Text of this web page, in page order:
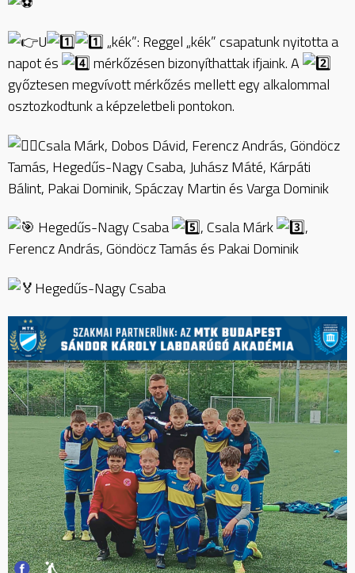
U
„kék”: Reggel „kék” csapatunk nyitotta a
napot és
mérkőzésen bizonyíthattak ifjaink. A
győztesen megvívott mérkőzés mellett egy alkalommal
osztozkodtunk aképzeletbeli pontokon.
Csala Márk, Dobos Dávid, Ferencz András, Göndöcz
Tamás, Hegedűs-Nagy Csaba, Juhász Máté, Kárpáti
Bálint, Pakai Dominik, Spáczay Martin és Varga Dominik
Hegedűs-Nagy Csaba
, Csala Márk
,
Ferencz András, Göndöcz Tamás és Pakai Dominik
Hegedűs-Nagy Csaba